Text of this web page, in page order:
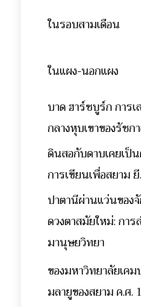
ในรอบสามเดือน
ในแผง-นอกแผง
บาด ฮาร์ซบูร์ก การเ
กลางหุบเขาของรัชก
ดินสอกับดาบเคยเป็
การเขียนเพื่อสยาม
ปาตานีผ่านแว่นของ
ดวงตาสมัยใหม่: การ
มานุษยวิทยา
ของมหาวิทยาลัยเค
มลายูของสยาม ค.ศ.